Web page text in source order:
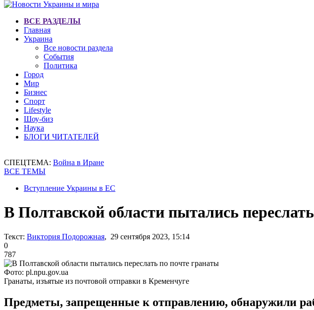
ВСЕ РАЗДЕЛЫ
Главная
Украина
Все новости раздела
События
Политика
Город
Мир
Бизнес
Спорт
Lifestyle
Шоу-биз
Наука
БЛОГИ ЧИТАТЕЛЕЙ
СПЕЦТЕМА: Война в Иране
ВСЕ ТЕМЫ
Вступление Украины в ЕС
В Полтавской области пытались
Текст: Виктория Подорожная, 29 сентября 2023, 15:14
0
787
Фото: pl.npu.gov.ua
Гранаты, изъятые из почтовой отправки в Кременчуге
Предметы, запрещенные к отправлению, обнаружили